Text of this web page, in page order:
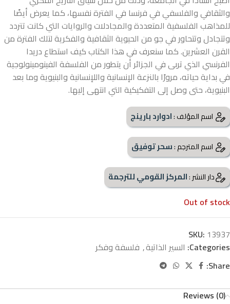
والثقافي والفلسفي في فرنسا في الفترة نفسها، كما يعرض أيضًا
للمذاهب الفلسفية المتعددة والمجادلات والروايات التي كانت تتردد
وتتجادل وتتحاور في جو من الحيوية الثقافية والفكرية لتلك الفترة من
القرن العشرين. كما سنعرف في هذا الكتاب كيف استطاع دريدا
الفرنسي الذي تربى في الجزائر أن يتطور من الفلسفة الفينومينولوجية
في بداية حياته، مرورًا بالنزعة الإنسانية واللإنسانية والبنيوية وما بعد
البنيوية، حتى وصل إلى التفكيكية التي انتهى إليها.
اسم المؤلف :ادوارد بارينج
اسم المترجم :سحر توفيق
دار النشر :المركز القومي للترجمة
Out of stock
SKU: 13937
Categories: السير الذاتية, فلسفة وفكر
Share:
Reviews (0)